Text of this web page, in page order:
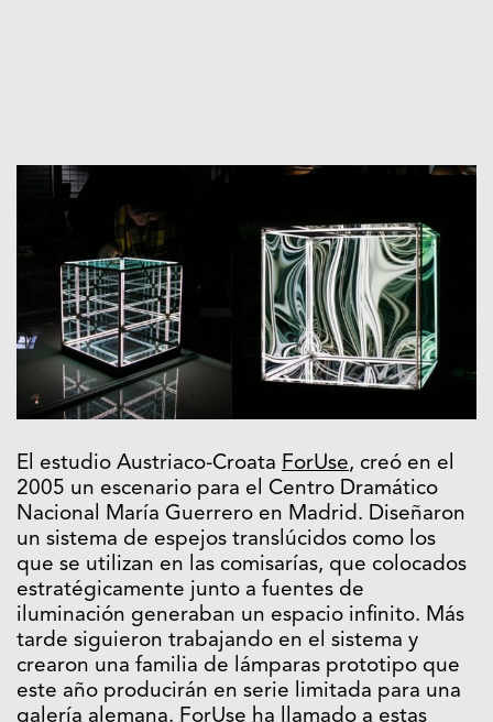
El estudio Austriaco-Croata ForUse, creó en el
2005 un escenario para el Centro Dramático
Nacional María Guerrero en Madrid. Diseñaron
un sistema de espejos translúcidos como los
que se utilizan en las comisarías, que colocados
estratégicamente junto a fuentes de
iluminación generaban un espacio infinito. Más
tarde siguieron trabajando en el sistema y
crearon una familia de lámparas prototipo que
este año producirán en serie limitada para una
galería alemana. ForUse ha llamado a estas